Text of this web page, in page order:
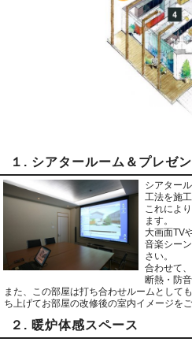
１. シアタールーム＆プレゼ
シアター
工法を施
これによ
ます。
大画面TV
音楽シー
さい。
合わせて
断熱・防
また、この部屋は打ち合わせルームとして
ち上げてお部屋の改修後の室内イメージを
２. 暖炉体感スペース